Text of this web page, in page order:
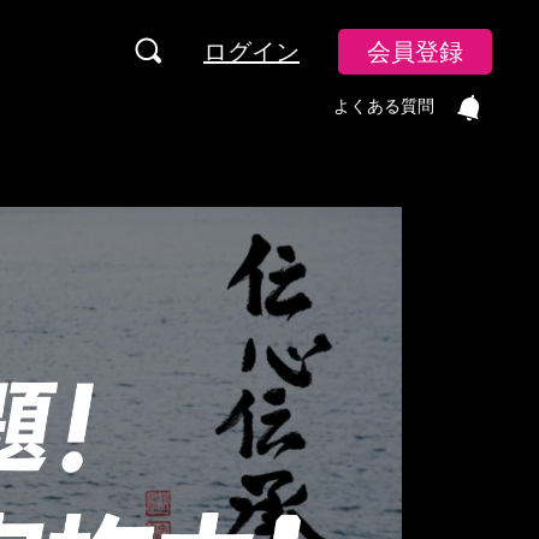
ログイン 会員登録
よくある質問